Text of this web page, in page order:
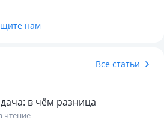
нам
Все статьи
в чём разница
чтение